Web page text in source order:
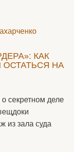
КАК
ОСТАТЬСЯ НА
секретном деле
из зала суда